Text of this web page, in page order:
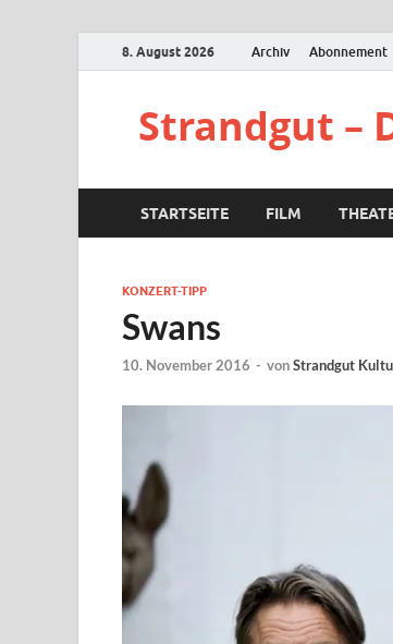
8. August 2026 Archiv Abonnement
Strandgut –
STARTSEITE FILM
KONZERT-TIPP
Swans
10. November 2016 - vonStrandgut